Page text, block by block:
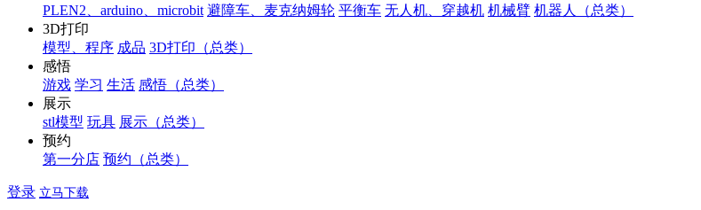
PLEN2、arduino、microbit 避障车、麦克纳姆轮 平衡车 无人机、穿越机 机械臂 机器人（总类）
3D打印
模型、程序 成品 3D打印（总类）
感悟
游戏 学习 生活 感悟（总类）
展示
stl模型 玩具 展示（总类）
预约
第一分店 预约（总类）
登录 立马下载